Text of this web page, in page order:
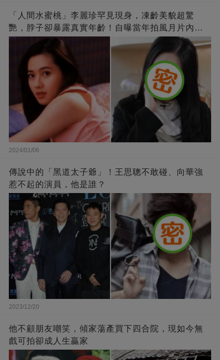
「人間水蜜桃」李麗珍罕見現身，凍齡美貌超驚
艷，脖子卻暴露真實年齡！自曝當年拍風月片內
幕，竟是因為「玉女當久了」？
2024/01/06
傳說中的「黑道太子爺」！王思聰不敢碰、向華強
惹不起的演員，他是誰？
2023/12/20
他不顧朋友嘲笑，傾家蕩產買下四合院，現如今無
戲可拍卻成人生贏家